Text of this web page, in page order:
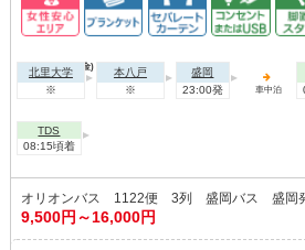
2026年08月07日(金)
北里大学
※
本八戸
※
盛岡
23:00発
車中泊
TDS
08:15頃着
オリオンバス 1122便 3列 盛岡バス 盛岡
9,500円～16,000円